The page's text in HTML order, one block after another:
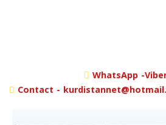
WhatsApp -
Contact -